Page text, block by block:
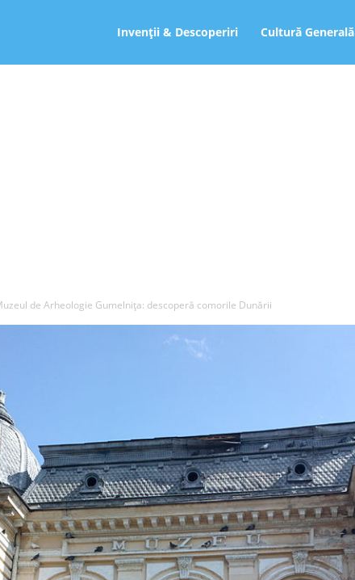
Invenții & Descoperiri Cultură Generală
de Arheologie Gumelnița: descoperă comorile Dunării